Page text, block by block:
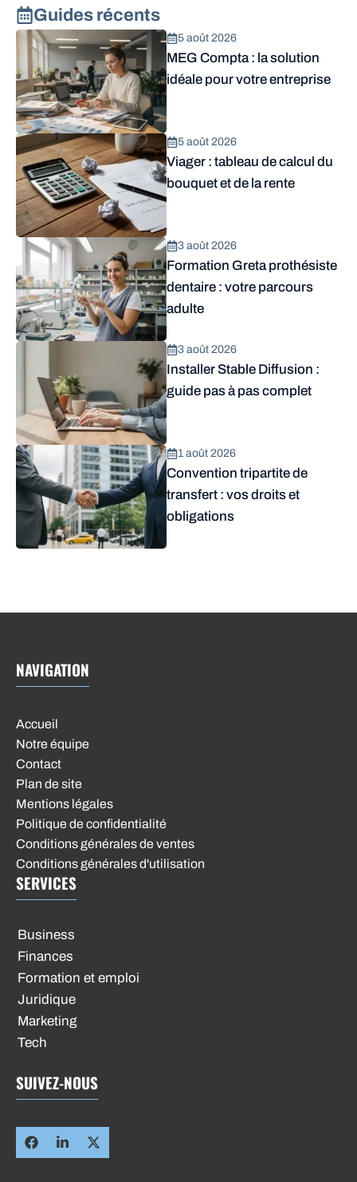
Guides récents
5 août 2026
MEG Compta : la solution
idéale pour votre entreprise
5 août 2026
Viager : tableau de calcul du
bouquet et de la rente
3 août 2026
Formation Greta prothésiste
dentaire : votre parcours
adulte
3 août 2026
Installer Stable Diffusion :
guide pas à pas complet
1 août 2026
Convention tripartite de
transfert : vos droits et
obligations
NAVIGATION
Accueil
Notre équipe
Contact
Plan de site
Mentions légales
Politique de confidentialité
Conditions générales de ventes
Conditions générales d'utilisation
SERVICES
Business
Finances
Formation et emploi
Juridique
Marketing
Tech
SUIVEZ-NOUS